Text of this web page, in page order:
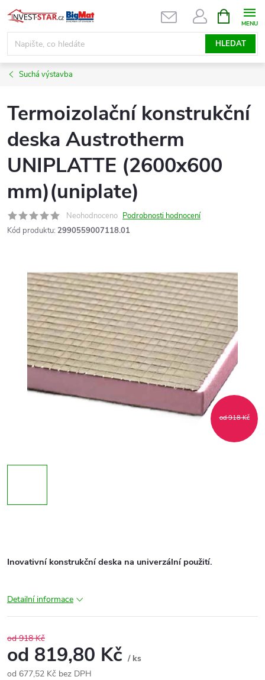
Přejít
na
obsah
HLEDAT
NÁKUPNÍ
KOŠÍK
Suchá výstavba
Termoizolační konstrukční
deska Austrotherm
UNIPLATTE (2600x600
mm)(uniplate)
Neohodnoceno Podrobnosti hodnocení
Kód produktu: 2990559007118.01
od 918 Kč
Inovativní konstrukční deska na univerzální použití.
Detailní informace
od 918 Kč
od 819,80 Kč / ks
od 677,52 Kč bez DPH